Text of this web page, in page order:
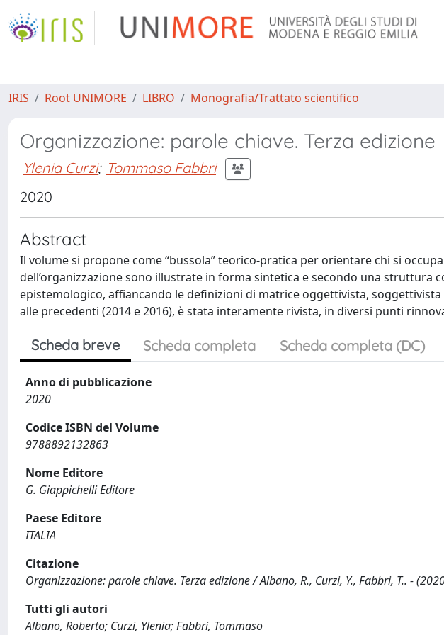
IRIS Root UNIMORE LIBRO Monografia/Trattato scientifico
Organizzazione: parole chiave. Terza edizione
Ylenia Curzi; Tommaso Fabbri
2020
Abstract
Il volume si propone come “bussola” teorico-pratica per orientare chi si
dell’organizzazione sono illustrate in forma sintetica e secondo una struttura
epistemologico, affiancando le definizioni di matrice oggettivista,
alle precedenti (2014 e 2016), è stata interamente rivista, in diversi punti
Scheda breve Scheda completa Scheda completa (DC)
Anno di pubblicazione
2020
Codice ISBN del Volume
9788892132863
Nome Editore
G. Giappichelli Editore
Paese Editore
ITALIA
Citazione
Organizzazione: parole chiave. Terza edizione / Albano, R., Curzi, Y., Fabbri, T.. -
Tutti gli autori
Albano, Roberto; Curzi, Ylenia; Fabbri, Tommaso